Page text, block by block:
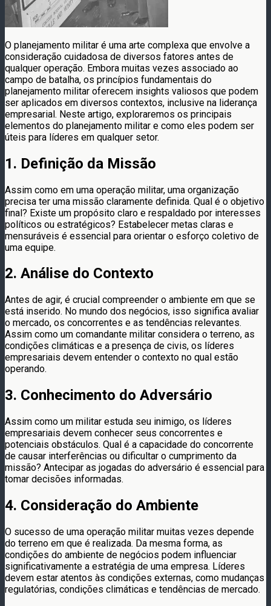
O planejamento militar é uma arte complexa que envolve a
consideração cuidadosa de diversos fatores antes de
qualquer operação. Embora muitas vezes associado ao
campo de batalha, os princípios fundamentais do
planejamento militar oferecem insights valiosos que podem
ser aplicados em diversos contextos, inclusive na liderança
empresarial. Neste artigo, exploraremos os principais
elementos do planejamento militar e como eles podem ser
úteis para líderes em qualquer setor.
1. Definição da Missão
Assim como em uma operação militar, uma organização
precisa ter uma missão claramente definida. Qual é o objetivo
final? Existe um propósito claro e respaldado por interesses
políticos ou estratégicos? Estabelecer metas claras e
mensuráveis é essencial para orientar o esforço coletivo de
uma equipe.
2. Análise do Contexto
Antes de agir, é crucial compreender o ambiente em que se
está inserido. No mundo dos negócios, isso significa avaliar
o mercado, os concorrentes e as tendências relevantes.
Assim como um comandante militar considera o terreno, as
condições climáticas e a presença de civis, os líderes
empresariais devem entender o contexto no qual estão
operando.
3. Conhecimento do Adversário
Assim como um militar estuda seu inimigo, os líderes
empresariais devem conhecer seus concorrentes e
potenciais obstáculos. Qual é a capacidade do concorrente
de causar interferências ou dificultar o cumprimento da
missão? Antecipar as jogadas do adversário é essencial para
tomar decisões informadas.
4. Consideração do Ambiente
O sucesso de uma operação militar muitas vezes depende
do terreno em que é realizada. Da mesma forma, as
condições do ambiente de negócios podem influenciar
significativamente a estratégia de uma empresa. Líderes
devem estar atentos às condições externas, como mudanças
regulatórias, condições climáticas e tendências de mercado.